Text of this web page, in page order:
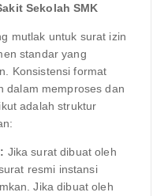
Sekolah SMK
mutlak untuk surat izin
standar yang
Konsistensi format
dalam memproses dan
adalah struktur
Jika surat dibuat oleh
resmi instansi
Jika dibuat oleh